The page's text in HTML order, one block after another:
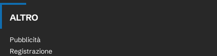
ALTRO
Pubblicità
Registrazione